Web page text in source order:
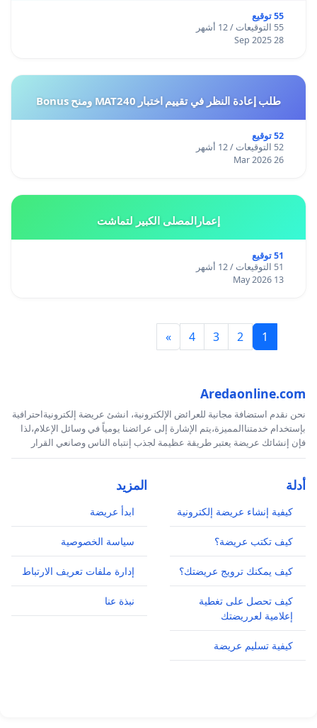
55 توقيع
55 التوقيعات / 12 أشهر
28 Sep 2025
طلب إعادة النظر في تقييم اختبار MAT240 ومنح Bonus
52 توقيع
52 التوقيعات / 12 أشهر
26 Mar 2026
إعمارالمصلى الكبير لتماشت
51 توقيع
51 التوقيعات / 12 أشهر
13 May 2026
1
2
3
4
»
Aredaonline.com
نحن نقدم استضافة مجانية للعرائض الإلكترونية، انشئ عريضة إلكترونيةاحترافية
بإستخدام خدمتناالمميزة،يتم الإشارة إلى عرائضنا يومياً في وسائل الإعلام،لذا
فإن إنشائك عريضة يعتبر طريقة عظيمة لجذب إنتباه الناس وصانعي القرار
أدلة
كيفية إنشاء عريضة إلكترونية
كيف تكتب عريضة؟
كيف يمكنك ترويج عريضتك؟
كيف تحصل على تغطية
إعلامية لعرريضتك
كيفية تسليم عريضة
المزيد
ابدأ عريضة
سياسة الخصوصية
إدارة ملفات تعريف الارتباط
نبذة عنا